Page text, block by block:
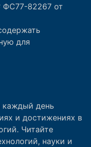
ФС77-82267 от
для
каждый день
и достижениях в
Читайте
науки и